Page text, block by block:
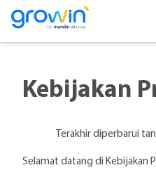
Kebijakan
Terakhir diperbarui
Selamat datang di Kebijakan